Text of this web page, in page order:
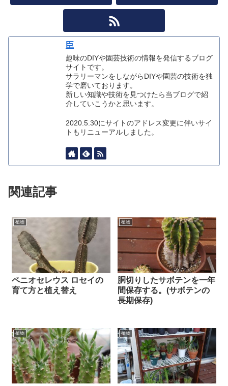
臣
趣味のDIYや園芸技術の情報を発信するブログ
サイトです。
サラリーマンをしながらDIYや園芸の技術を独
学で磨いております。
新しい知識や技術を見つけたら当ブログで紹
介していこうかと思います。
2020.5.30にサイトのアドレス変更に伴いサイ
トもリニューアルしました。
関連記事
植物
ペニオセレウス ロセイの
育て方と植え替え
植物
胴切りしたサボテンを一年
間保存する。(サボテンの
長期保存)
植物 植物